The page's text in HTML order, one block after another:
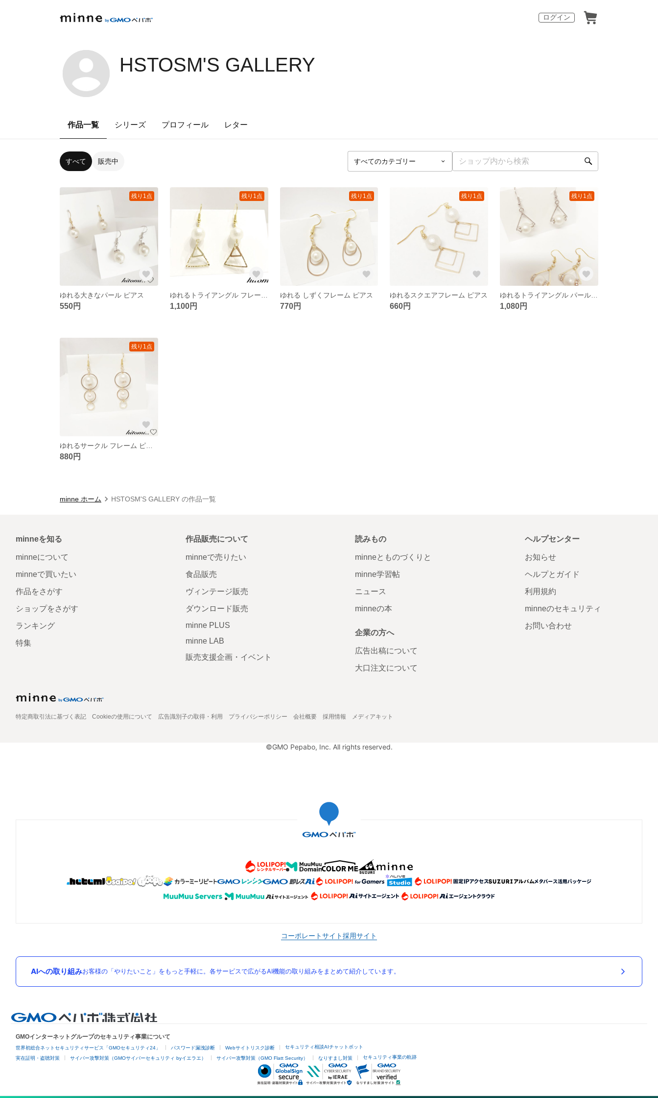
ログイン
HSTOSM'S GALLERY
作品一覧 シリーズ プロフィール レター
すべて 販売中
残り1点
ゆれる大きなパール ピアス
550円
残り1点
1,100円
残り1点
ゆれる しずくフレーム ピアス
770円
残り1点
ゆれるスクエアフレーム ピアス
660円
残り1点
1,080円
残り1点
880円
minne ホーム HSTOSM'S GALLERY の作品一覧
minneを知る
minneについて
minneで買いたい
作品をさがす
ショップをさがす
ランキング
特集
作品販売について
minneで売りたい
食品販売
ヴィンテージ販売
ダウンロード販売
minne PLUS
minne LAB
販売支援企画・イベント
読みもの
minneとものづくりと
minne学習帖
ニュース
minneの本
企業の方へ
広告出稿について
大口注文について
ヘルプセンター
お知らせ
ヘルプとガイド
利用規約
minneのセキュリティ
お問い合わせ
特定商取引法に基づく表記 Cookieの使用について 広告識別子の取得・利用 プライバシーポリシー 会社概要 採用情報 メディアキット
©GMO Pepabo, Inc. All rights reserved.
コーポレートサイト採用サイト
AIへの取り組みお客様の「やりたいこと」をもっと手軽に。各サービスで広がるAI機能の取り組みをまとめて紹介しています。
GMOインターネットグループのセキュリティ事業について
世界初総合ネットセキュリティサービス「GMOセキュリティ24」 パスワード漏洩診断 Webサイトリスク診断 セキュリティ相談AIチャットボット
実在証明・盗聴対策 サイバー攻撃対策（GMOサイバーセキュリティ byイエラエ） サイバー攻撃対策（GMO Flatt Security） なりすまし対策 セキュリティ事業の軌跡